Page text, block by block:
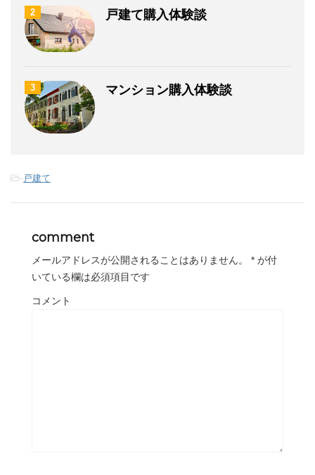
2 戸建て購入体験談
3 マンション購入体験談
-戸建て
comment
メールアドレスが公開されることはありません。 * が付
いている欄は必須項目です
コメント